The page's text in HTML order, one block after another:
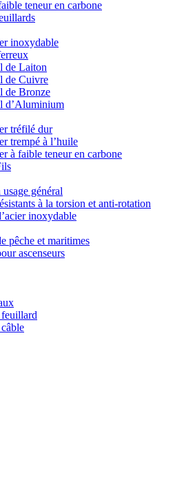
teneur en carbone
inoxydable
de Laiton
de Cuivre
de Bronze
d’Aluminium
tréfilé dur
trempé à l’huile
à faible teneur en carbone
usage général
à la torsion et anti-rotation
inoxydable
pêche et maritimes
ascenseurs